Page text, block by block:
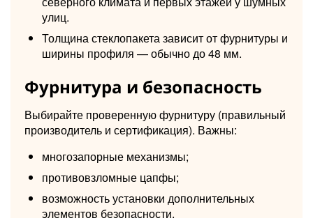
улиц.
Толщина стеклопакета зависит от фурнитуры и
ширины профиля — обычно до 48 мм.
Фурнитура и безопасность
Выбирайте проверенную фурнитуру (правильный
производитель и сертификация). Важны:
многозапорные механизмы;
противовзломные цапфы;
возможность установки дополнительных
элементов безопасности.